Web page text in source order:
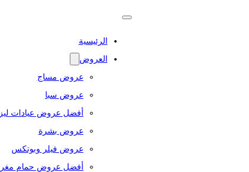
الرئيسية
العروض
عروض مساج
عروض سبا
أفضل عروض عيادات ليزر
عروض بشرة
عروض فيلر وبوتكس
أفضل عروض حمام مغربي